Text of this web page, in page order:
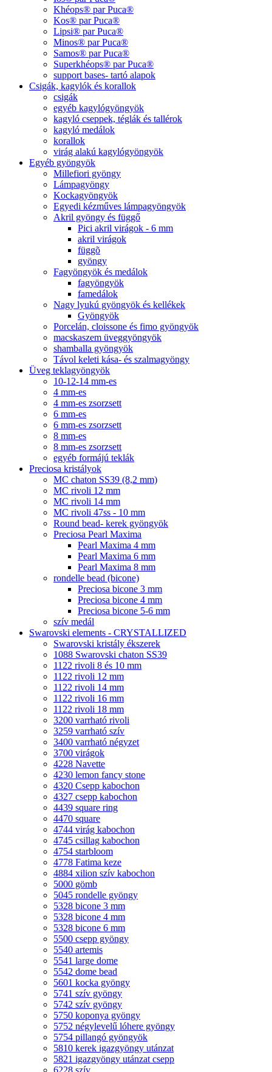
Khéops® par Puca®
Kos® par Puca®
Lipsi® par Puca®
Minos® par Puca®
Samos® par Puca®
Superkhéops® par Puca®
support bases- tartó alapok
Csigák, kagylók és korallok
csigák
egyéb kagylógyöngyök
kagyló cseppek, téglák és tallérok
kagyló medálok
korallok
virág alakú kagylógyöngyök
Egyéb gyöngyök
Millefiori gyöngy
Lámpagyöngy
Kockagyöngyök
Egyedi kézműves lámpagyöngyök
Akril gyöngy és függő
Pici akril virágok - 6 mm
akril virágok
függõ
gyöngy
Fagyöngyök és medálok
fagyöngyök
famedálok
Nagy lyukú gyöngyök és kellékek
Gyöngyök
Porcelán, cloissone és fimo gyöngyök
macskaszem üveggyöngyök
shamballa gyöngyök
Távol keleti kása- és szalmagyöngy
Üveg teklagyöngyök
10-12-14 mm-es
4 mm-es
4 mm-es zsorzsett
6 mm-es
6 mm-es zsorzsett
8 mm-es
8 mm-es zsorzsett
egyéb formájú teklák
Preciosa kristályok
MC chaton SS39 (8,2 mm)
MC rivoli 12 mm
MC rivoli 14 mm
MC rivoli 47ss - 10 mm
Round bead- kerek gyöngyök
Preciosa Pearl Maxima
Pearl Maxima 4 mm
Pearl Maxima 6 mm
Pearl Maxima 8 mm
rondelle bead (bicone)
Preciosa bicone 3 mm
Preciosa bicone 4 mm
Preciosa bicone 5-6 mm
szív medál
Swarovski elements - CRYSTALLIZED
Swarovski kristály ékszerek
1088 Swarovski chaton SS39
1122 rivoli 8 és 10 mm
1122 rivoli 12 mm
1122 rivoli 14 mm
1122 rivoli 16 mm
1122 rivoli 18 mm
3200 varrható rivoli
3259 varrható szív
3400 varrható négyzet
3700 virágok
4228 Navette
4230 lemon fancy stone
4320 Csepp kabochon
4327 csepp kabochon
4439 square ring
4470 square
4744 virág kabochon
4745 csillag kabochon
4754 starbloom
4778 Fatima keze
4884 xilion szív kabochon
5000 gömb
5045 rondelle gyöngy
5328 bicone 3 mm
5328 bicone 4 mm
5328 bicone 6 mm
5500 csepp gyöngy
5540 artemis
5541 large dome
5542 dome bead
5601 kocka gyöngy
5741 szív gyöngy
5742 szív gyöngy
5750 koponya gyöngy
5752 négylevelű lóhere gyöngy
5754 pillangó gyöngyök
5810 kerek igazgyöngy utánzat
5821 igazgyöngy utánzat csepp